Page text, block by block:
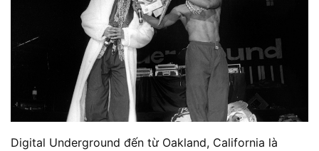
Digital Underground đến từ Oakland, California là